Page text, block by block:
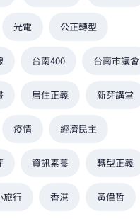
光電 公正轉型
台南400 台南市議會
居住正義 新芽講堂
疫情 經濟民主
資訊素養 轉型正義
旅行 香港 黃偉哲